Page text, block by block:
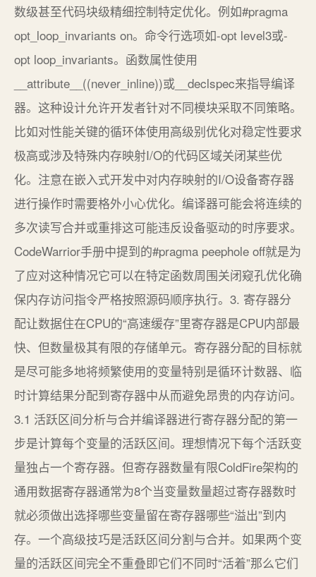
数级甚至代码块级精细控制特定优化。例如#pragma
opt_loop_invariants on。命令行选项如-opt level3或-
opt loop_invariants。函数属性使用
__attribute__((never_inline))或__declspec来指导编译
器。这种设计允许开发者针对不同模块采取不同策略。
比如对性能关键的循环体使用高级别优化对稳定性要求
极高或涉及特殊内存映射I/O的代码区域关闭某些优
化。注意在嵌入式开发中对内存映射的I/O设备寄存器
进行操作时需要格外小心优化。编译器可能会将连续的
多次读写合并或重排这可能违反设备驱动的时序要求。
CodeWarrior手册中提到的#pragma peephole off就是为
了应对这种情况它可以在特定函数周围关闭窥孔优化确
保内存访问指令严格按照源码顺序执行。3. 寄存器分
配让数据住在CPU的“高速缓存”里寄存器是CPU内部最
快、但数量极其有限的存储单元。寄存器分配的目标就
是尽可能多地将频繁使用的变量特别是循环计数器、临
时计算结果分配到寄存器中从而避免昂贵的内存访问。
3.1 活跃区间分析与合并编译器进行寄存器分配的第一
步是计算每个变量的活跃区间。理想情况下每个活跃变
量独占一个寄存器。但寄存器数量有限ColdFire架构的
通用数据寄存器通常为8个当变量数量超过寄存器数时
就必须做出选择哪些变量留在寄存器哪些“溢出”到内
存。一个高级技巧是活跃区间分割与合并。如果两个变
量的活跃区间完全不重叠即它们不同时“活着”那么它们